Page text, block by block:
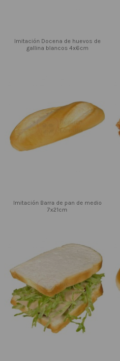
Imitación Docena de huevos de
gallina blancos 4x6cm
Imitación Barra de pan de medio
7x21cm